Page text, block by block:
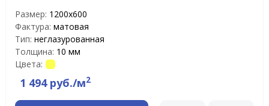
Размер: 1200х600
Фактура: матовая
Тип: неглазурованная
Толщина: 10 мм
Цвета:
1 494 руб./м2